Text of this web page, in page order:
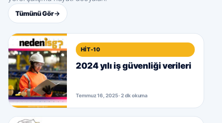
Tümünü Gör→
HIT-10
2024 yılı iş güvenliği verileri
Temmuz 16, 2025 · 2 dk okuma